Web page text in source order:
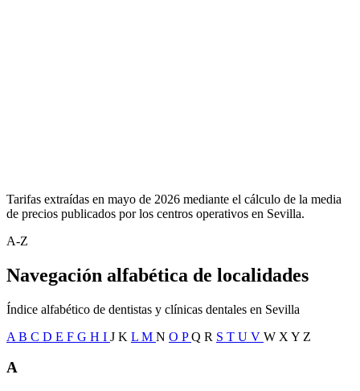
Tarifas extraídas en mayo de 2026 mediante el cálculo de la media
de precios publicados por los centros operativos en Sevilla.
A-Z
Navegación alfabética de localidades
Índice alfabético de dentistas y clínicas dentales en Sevilla
A B C D E F G H I J K L M N O PQ R S T U V W X Y Z
A